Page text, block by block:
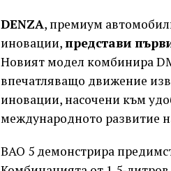
DENZA, премиум
иновации,представи
Новият модел комбинира
впечатляващо движение
иновации, насочени към
международното развитие
BAO 5 демонстрира